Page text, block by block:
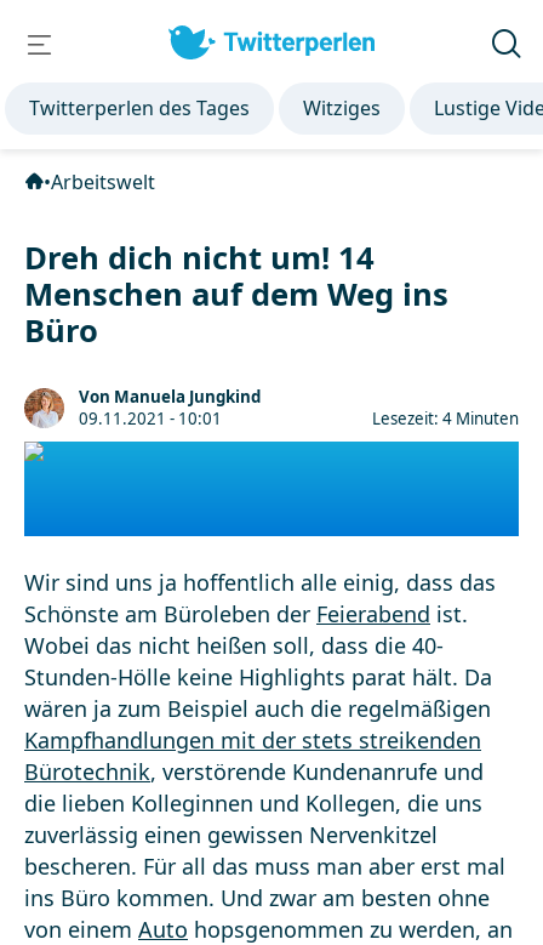
Twitterperlen des Tages Witziges Lustige
•Arbeitswelt
Dreh dich nicht um! 14
Menschen auf dem Weg ins
Büro
Von Manuela Jungkind
09.11.2021 - 10:01
Lesezeit: 4 Minuten
Wir sind uns ja hoffentlich alle einig, dass das
Schönste am Büroleben der Feierabend ist.
Wobei das nicht heißen soll, dass die 40-
Stunden-Hölle keine Highlights parat hält. Da
wären ja zum Beispiel auch die regelmäßigen
Kampfhandlungen mit der stets streikenden
Bürotechnik, verstörende Kundenanrufe und
die lieben Kolleginnen und Kollegen, die uns
zuverlässig einen gewissen Nervenkitzel
bescheren. Für all das muss man aber erst mal
ins Büro kommen. Und zwar am besten ohne
von einem Auto hopsgenommen zu werden, an